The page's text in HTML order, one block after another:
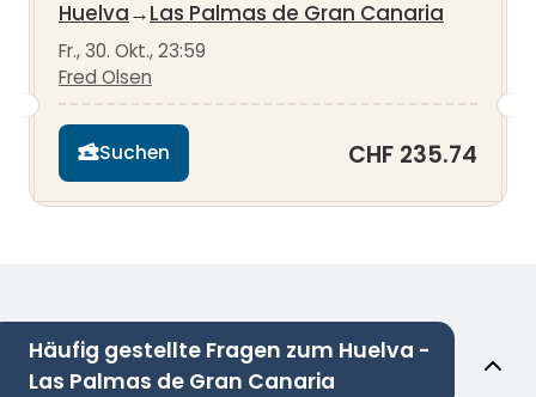
Huelva→Las Palmas de Gran Canaria
Fr., 30. Okt., 23:59
Fred Olsen
Suchen CHF 235.74
Häufig gestellte Fragen zum Huelva -
Las Palmas de Gran Canaria